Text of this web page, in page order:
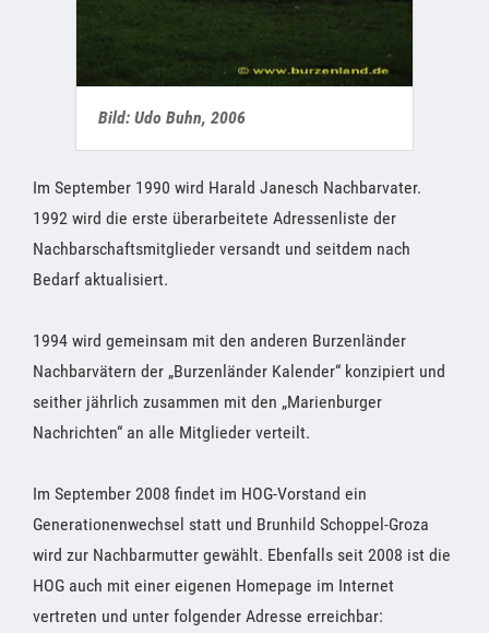
Bild: Udo Buhn, 2006
Im September 1990 wird Harald Janesch Nachbarvater.
1992 wird die erste überarbeitete Adressenliste der
Nachbarschaftsmitglieder versandt und seitdem nach
Bedarf aktualisiert.
1994 wird gemeinsam mit den anderen Burzenländer
Nachbarvätern der „Burzenländer Kalender“ konzipiert und
seither jährlich zusammen mit den „Marienburger
Nachrichten“ an alle Mitglieder verteilt.
Im September 2008 findet im HOG-Vorstand ein
Generationenwechsel statt und Brunhild Schoppel-Groza
wird zur Nachbarmutter gewählt. Ebenfalls seit 2008 ist die
HOG auch mit einer eigenen Homepage im Internet
vertreten und unter folgender Adresse erreichbar: